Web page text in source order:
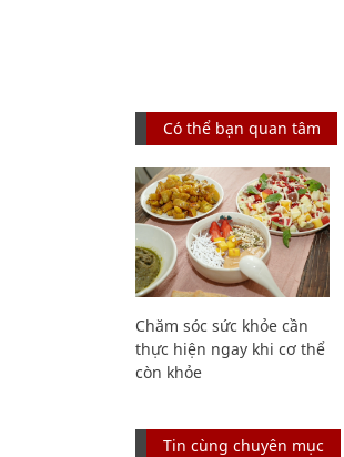
Có thể bạn quan tâm
Chăm sóc sức khỏe cần
thực hiện ngay khi cơ thể
còn khỏe
Tin cùng chuyên mục